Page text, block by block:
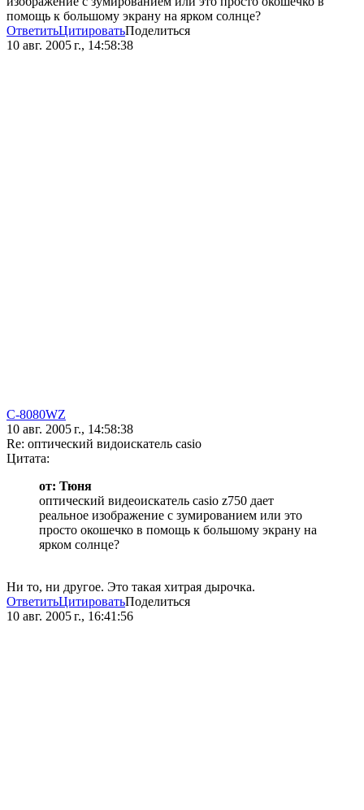
помощь к большому экрану на ярком солнце?
ОтветитьЦитироватьПоделиться
10 авг. 2005 г., 14:58:38
C-8080WZ
10 авг. 2005 г., 14:58:38
Re: оптический видоискатель casio
Цитата:
от: Тюня
оптический видеоискатель casio z750 дает
реальное изображение c зумированием или это
просто окошечко в помощь к большому экрану на
ярком солнце?
Ни то, ни другое. Это такая хитрая дырочка.
ОтветитьЦитироватьПоделиться
10 авг. 2005 г., 16:41:56